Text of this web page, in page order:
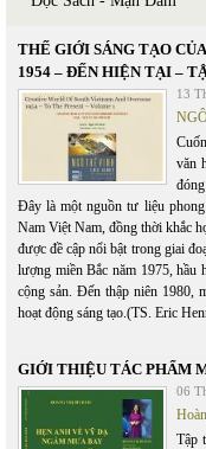
THẾ GIỚI SÁNG TẠO
1954 – ĐẾN HIỆN TẠI –
13
văn
Đây là một nguồn tư liệu
Nam Việt Nam, đồng thời khắc
được đề cập nổi bật trong giai
lượng miền Bắc năm 1975, hầu
cộng sản. Đến thập niên 1980,
hoạt động sáng tạo.(TS. Eric
GIỚI THIỆU TÁC PHẨM
06
Tập